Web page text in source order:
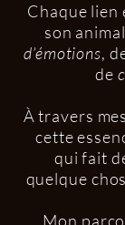
Chaque lien
son
d’émotions,
de
À travers
cette
qui fait
quelque
Mon